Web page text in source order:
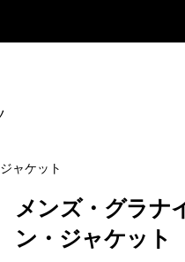
ャケット
メンズ・グラナ
ン・ジャケット